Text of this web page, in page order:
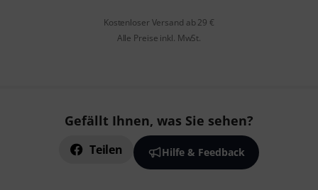
Kostenloser Versand ab 29 €
Alle Preise inkl. MwSt.
Gefällt Ihnen, was Sie sehen?
Teilen Hilfe & Feedback